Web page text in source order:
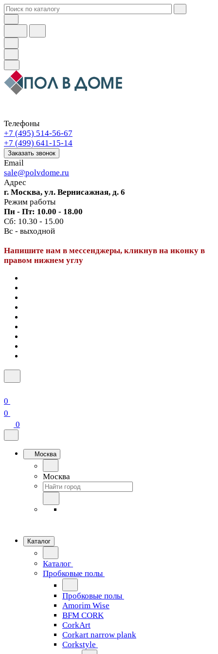
Телефоны
+7 (495) 514-56-67
+7 (499) 641-15-14
Заказать звонок
Email
sale@polvdome.ru
Адрес
г. Москва, ул. Вернисажная, д. 6
Режим работы
Пн - Пт: 10.00 - 18.00
Сб: 10.30 - 15.00
Вс - выходной
Напишите нам в мессенджеры, кликнув на иконку в
правом нижнем углу
0
0
0
Москва
Москва
Каталог
Каталог
Пробковые полы
Пробковые полы
Amorim Wise
BFM CORK
CorkArt
Corkart narrow plank
Corkstyle